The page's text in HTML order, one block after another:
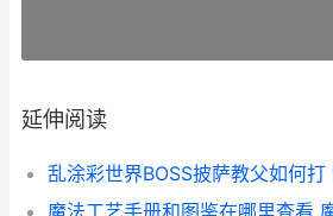
延伸阅读
魔法工艺手册和图鉴在哪里查看